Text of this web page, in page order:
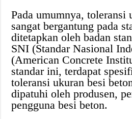
Pada umumnya, toleransi
sangat bergantung pada
ditetapkan oleh badan
SNI (Standar Nasional
(American Concrete
standar ini, terdapat
toleransi ukuran besi
dipatuhi oleh produsen,
pengguna besi beton.